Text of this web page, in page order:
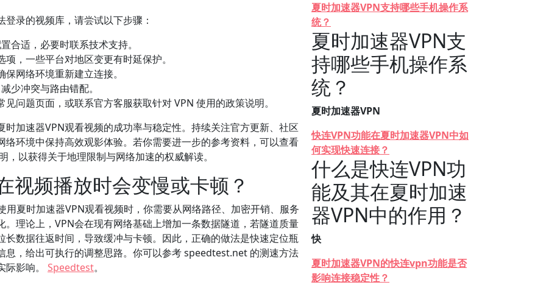
录的视频库，请尝试以下步骤：
合适，必要时联系技术支持。
，一些平台对地区变更有时延保护。
网络环境重新建立连接。
少冲突与路由错配。
问题页面，或联系官方客服获取针对 VPN 使用的政策说明。
加速器VPN观看视频的成功率与稳定性。持续关注官方更新、社区
环境中保持高效观影体验。若你需要进一步的参考资料，可以查看
以获得关于地理限制与网络加速的权威解读。
视频播放时会变慢或卡顿？
用夏时加速器VPN观看视频时，你需要从网络路径、加密开销、服务
理论上，VPN会在现有网络基础上增加一条数据隧道，若隧道质量
数据往返时间，导致缓冲与卡顿。因此，正确的做法是快速定位瓶
息，给出可执行的调整思路。你可以参考 speedtest.net 的测速方法
影响。 Speedtest。
夏时加速器VPN支持哪些手机操作系
统？
夏时加速器VPN支
持哪些手机操作系
统？
夏时加速器VPN
快连VPN功能在夏时加速器VPN中如
何实现快速连接？
什么是快连VPN功
能及其在夏时加速
器VPN中的作用？
快
夏时加速器VPN的快连vpn功能是否
影响连接稳定性？